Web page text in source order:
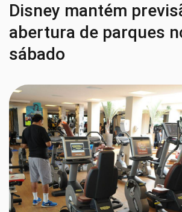
Disney mantém
abertura de parques
sábado